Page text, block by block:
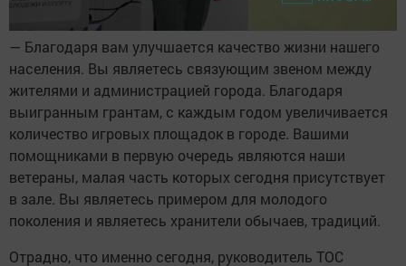
— Благодаря вам улучшается качество жизни нашего
населения. Вы являетесь связующим звеном между
жителями и администрацией города. Благодаря
выигранным грантам, с каждым годом увеличивается
количество игровых площадок в городе. Вашими
помощниками в первую очередь являются наши
ветераны, малая часть которых сегодня присутствует
в зале. Вы являетесь примером для молодого
поколения и являетесь хранители обычаев, традиций.
Отрадно, что именно сегодня, руководитель ТОС